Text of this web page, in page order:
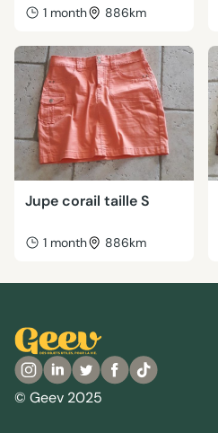
1 month 886km
Jupe corail taille S
1 month 886km
© Geev 2025